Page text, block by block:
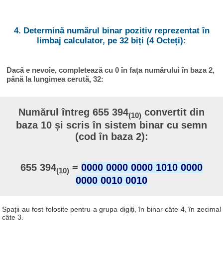
4. Determină numărul binar pozitiv reprezentat în
limbaj calculator, pe 32 biți (4 Octeți):
Dacă e nevoie, completează cu 0 în fața numărului în baza 2,
până la lungimea cerută, 32:
Numărul întreg 655 394(10) convertit din
baza 10 și scris în sistem binar cu semn
(cod în baza 2):
655 394(10) = 0000 0000 0000 1010 0000
0000 0010 0010
Spații au fost folosite pentru a grupa digiți, în binar câte 4, în zecimal
câte 3.